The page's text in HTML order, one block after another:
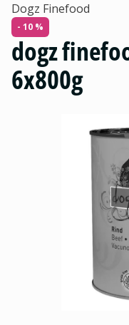
Dogz Finefood
- 10 %
dogz
6x800g